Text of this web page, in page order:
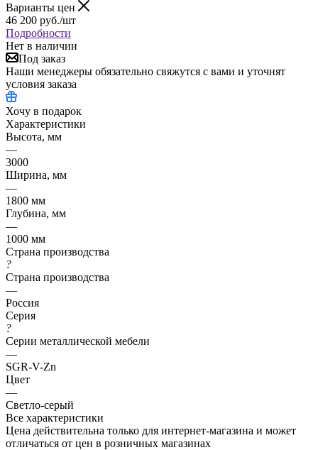
Варианты цен
46 200 руб./шт
Подробности
Нет в наличии
Под заказ
Наши менеджеры обязательно свяжутся с вами и уточнят
условия заказа
Хочу в подарок
Характеристики
Высота, мм
—
3000
Ширина, мм
—
1800 мм
Глубина, мм
—
1000 мм
Страна производства
?
Страна производства
—
Россия
Серия
?
Серии металлической мебели
—
SGR-V-Zn
Цвет
—
Светло-серый
Все характеристики
Цена действительна только для интернет-магазина и может
отличаться от цен в розничных магазинах